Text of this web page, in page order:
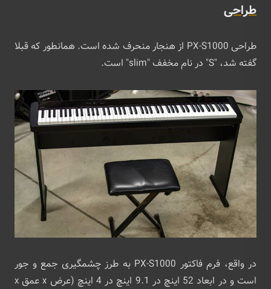
طراحی
طراحی PX-S1000 از هنجار منحرف شده است. همانطور که قبلا
گفته شد، "S" در نام مخفف "slim" است.
در واقع، فرم فاکتور PX-S1000 به طرز چشمگیری جمع و جور
است و در ابعاد 52 اینچ در 9.1 اینچ در 4 اینچ (عرض x عمق x